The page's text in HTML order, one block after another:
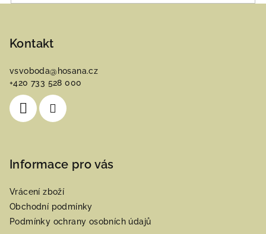
Kontakt
vsvoboda@ hosana.cz
+420 733 528 000
Informace pro vás
Vrácení zboží
Obchodní podmínky
Podmínky ochrany osobních údajů